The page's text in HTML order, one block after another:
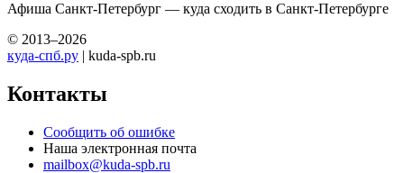
Афиша Санкт-Петербург — куда сходить в Санкт-Петербурге
© 2013–2026
куда-спб.ру | kuda-spb.ru
Контакты
Сообщить об ошибке
Наша электронная почта
mailbox@kuda-spb.ru